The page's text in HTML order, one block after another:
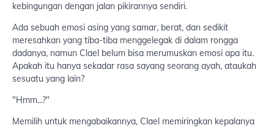
kebingungan dengan jalan pikirannya sendiri.
Ada sebuah emosi asing yang samar, berat, dan sedikit
meresahkan yang tiba-tiba menggelegak di dalam rongga
dadanya, namun Clael belum bisa merumuskan emosi apa itu.
Apakah itu hanya sekadar rasa sayang seorang ayah, ataukah
sesuatu yang lain?
"Hmm...?"
Memilih untuk mengabaikannya, Clael memiringkan kepalanya